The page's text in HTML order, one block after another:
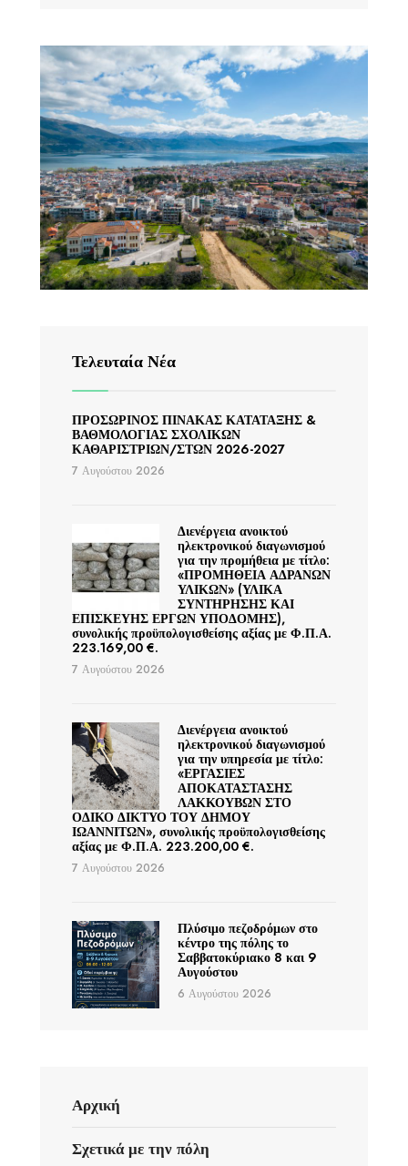
Τελευταία Νέα
ΠΡΟΣΩΡΙΝΟΣ ΠΙΝΑΚΑΣ ΚΑΤΑΤΑΞΗΣ &
ΒΑΘΜΟΛΟΓΙΑΣ ΣΧΟΛΙΚΩΝ
ΚΑΘΑΡΙΣΤΡΙΩΝ/ΣΤΩΝ 2026-2027
7 Αυγούστου 2026
Διενέργεια ανοικτού
ηλεκτρονικού διαγωνισμού
για την προμήθεια με τίτλο:
«ΠΡΟΜΗΘΕΙΑ ΑΔΡΑΝΩΝ
ΥΛΙΚΩΝ» (ΥΛΙΚΑ
ΣΥΝΤΗΡΗΣΗΣ ΚΑΙ
ΕΠΙΣΚΕΥΗΣ ΕΡΓΩΝ ΥΠΟΔΟΜΗΣ),
συνολικής προϋπολογισθείσης αξίας με Φ.Π.Α.
223.169,00 €.
7 Αυγούστου 2026
Διενέργεια ανοικτού
ηλεκτρονικού διαγωνισμού
για την υπηρεσία με τίτλο:
«ΕΡΓΑΣΙΕΣ
ΑΠΟΚΑΤΑΣΤΑΣΗΣ
ΛΑΚΚΟΥΒΩΝ ΣΤΟ
ΟΔΙΚΟ ΔΙΚΤΥΟ ΤΟΥ ΔΗΜΟΥ
ΙΩΑΝΝΙΤΩΝ», συνολικής προϋπολογισθείσης
αξίας με Φ.Π.Α. 223.200,00 €.
7 Αυγούστου 2026
Πλύσιμο πεζοδρόμων στο
κέντρο της πόλης το
Σαββατοκύριακο 8 και 9
Αυγούστου
6 Αυγούστου 2026
Αρχική
Σχετικά με την πόλη